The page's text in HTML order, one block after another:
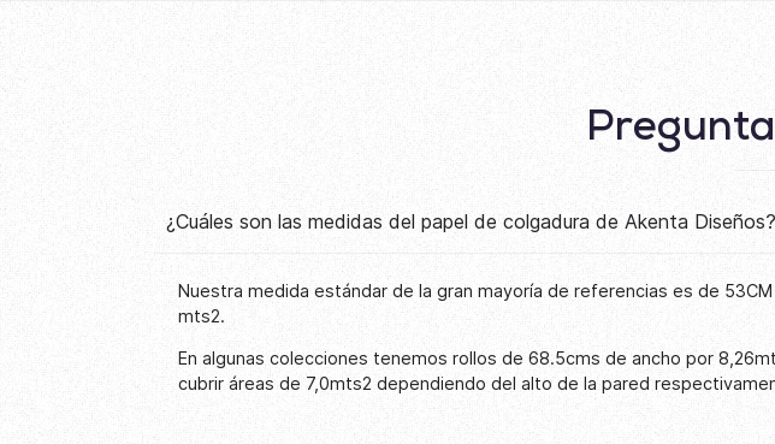
¿Cuáles son las medidas del papel de colgadura de Akenta Diseños?
Nuestra medida estándar de la gran mayoría de referencias es de
mts2.
En algunas colecciones tenemos rollos de 68.5cms de ancho por
cubrir áreas de 7,0mts2 dependiendo del alto de la pared